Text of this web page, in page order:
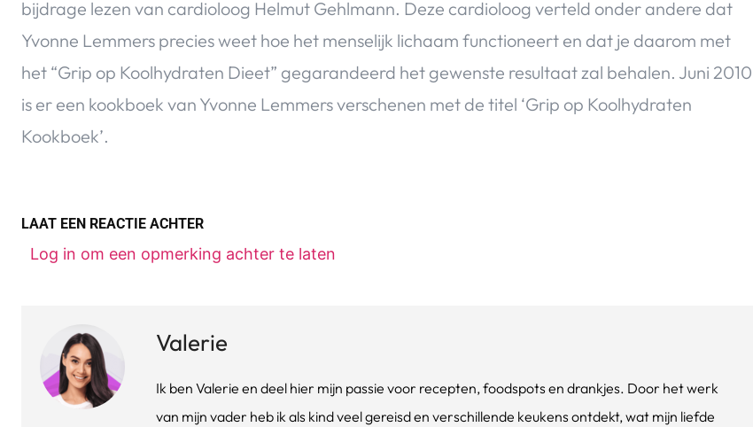
bijdrage lezen van cardioloog Helmut Gehlmann. Deze cardioloog verteld onder andere dat
Yvonne Lemmers precies weet hoe het menselijk lichaam functioneert en dat je daarom met
het “Grip op Koolhydraten Dieet” gegarandeerd het gewenste resultaat zal behalen. Juni 2010
is er een kookboek van Yvonne Lemmers verschenen met de titel ‘Grip op Koolhydraten
Kookboek’.
LAAT EEN REACTIE ACHTER
Log in om een opmerking achter te laten
Valerie
Ik ben Valerie en deel hier mijn passie voor recepten, foodspots en drankjes. Door het werk
van mijn vader heb ik als kind veel gereisd en verschillende keukens ontdekt, wat mijn liefde